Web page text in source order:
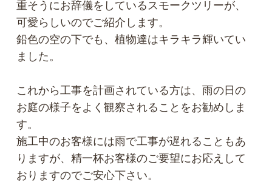
重そうにお辞儀をしているスモークツリーが、
可愛らしいのでご紹介します。
鉛色の空の下でも、植物達はキラキラ輝いてい
ました。
これから工事を計画されている方は、雨の日の
お庭の様子をよく観察されることをお勧めしま
す。
施工中のお客様には雨で工事が遅れることもあ
りますが、精一杯お客様のご要望にお応えして
おりますのでご安心下さい。